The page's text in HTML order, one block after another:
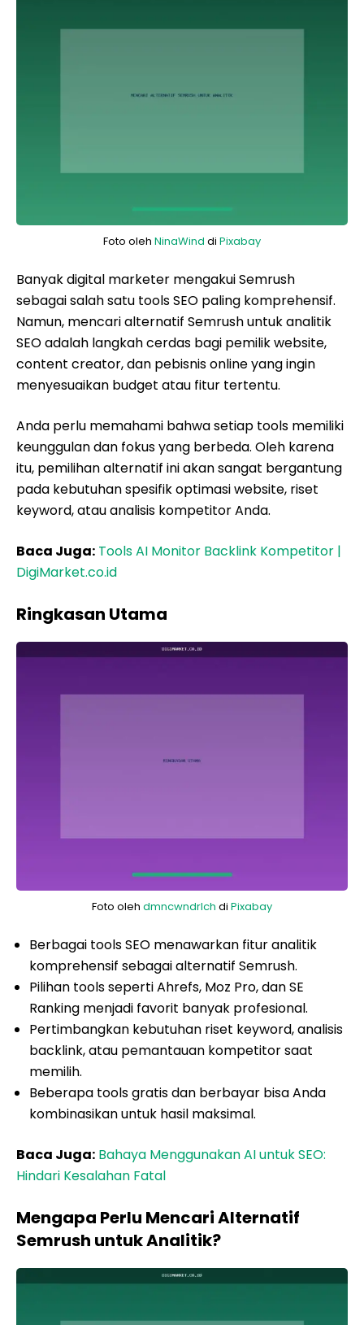
Foto oleh NinaWind di Pixabay
Banyak digital marketer mengakui Semrush
sebagai salah satu tools SEO paling komprehensif.
Namun, mencari alternatif Semrush untuk analitik
SEO adalah langkah cerdas bagi pemilik website,
content creator, dan pebisnis online yang ingin
menyesuaikan budget atau fitur tertentu.
Anda perlu memahami bahwa setiap tools memiliki
keunggulan dan fokus yang berbeda. Oleh karena
itu, pemilihan alternatif ini akan sangat bergantung
pada kebutuhan spesifik optimasi website, riset
keyword, atau analisis kompetitor Anda.
Baca Juga: Tools AI Monitor Backlink Kompetitor |
DigiMarket.co.id
Ringkasan Utama
Foto oleh dmncwndrlch di Pixabay
Berbagai tools SEO menawarkan fitur analitik
komprehensif sebagai alternatif Semrush.
Pilihan tools seperti Ahrefs, Moz Pro, dan SE
Ranking menjadi favorit banyak profesional.
Pertimbangkan kebutuhan riset keyword, analisis
backlink, atau pemantauan kompetitor saat
memilih.
Beberapa tools gratis dan berbayar bisa Anda
kombinasikan untuk hasil maksimal.
Baca Juga: Bahaya Menggunakan AI untuk SEO:
Hindari Kesalahan Fatal
Mengapa Perlu Mencari Alternatif
Semrush untuk Analitik?